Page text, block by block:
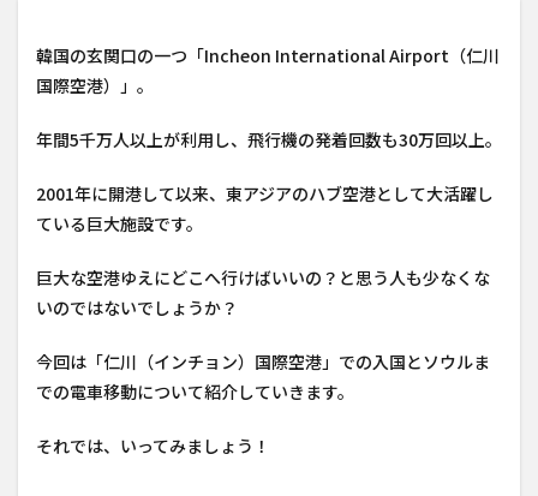
韓国の玄関口の一つ「Incheon International Airport（仁川
国際空港）」。
年間5千万人以上が利用し、飛行機の発着回数も30万回以上。
2001年に開港して以来、東アジアのハブ空港として大活躍し
ている巨大施設です。
巨大な空港ゆえにどこへ行けばいいの？と思う人も少なくな
いのではないでしょうか？
今回は「仁川（インチョン）国際空港」での入国とソウルま
での電車移動について紹介していきます。
それでは、いってみましょう！